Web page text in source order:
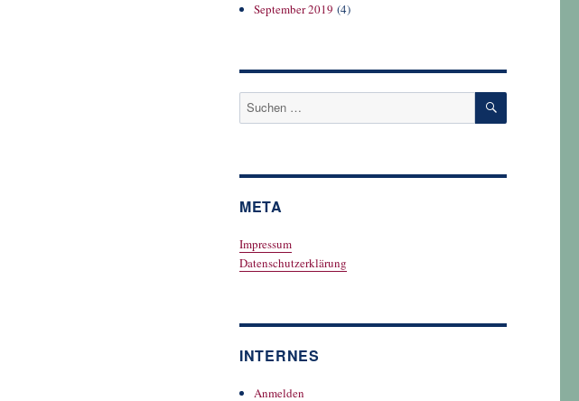
September 2019 (4)
Suchen
nach:
SUCHEN
META
Impressum
Datenschutzerklärung
INTERNES
Anmelden